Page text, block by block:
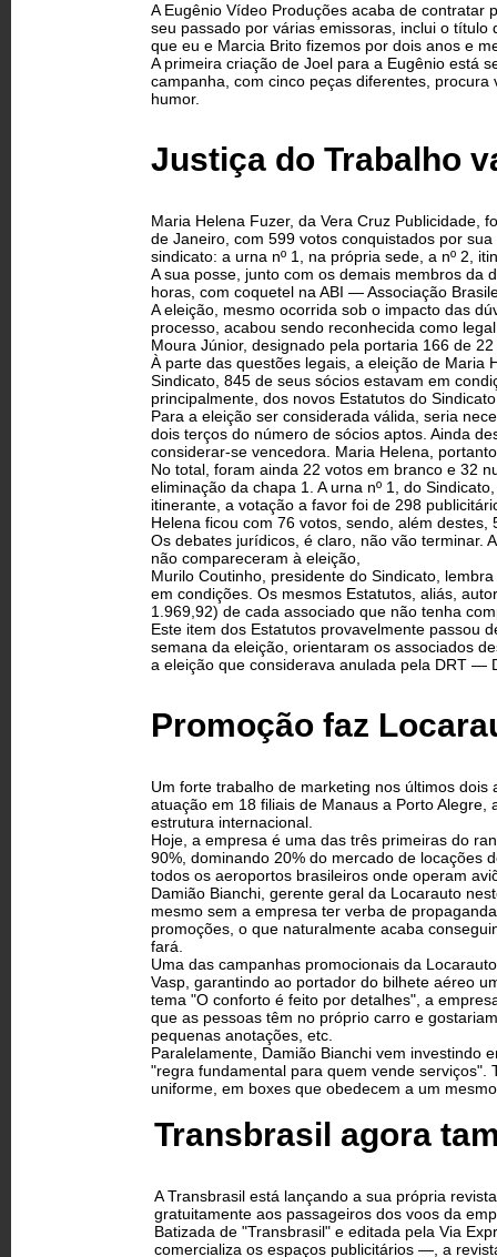
A Eugênio Vídeo Produções acaba de contratar
seu passado por várias emissoras, inclui o
que eu e Marcia Brito fizemos por dois anos e
A primeira criação de Joel para a Eugênio está
campanha, com cinco peças diferentes,
humor.
Justiça do Trabalho
Maria Helena Fuzer, da Vera Cruz Publicidade,
de Janeiro, com 599 votos conquistados por
sindicato: a urna nº 1, na própria sede, a nº 2,
A sua posse, junto com os demais membros
horas, com coquetel na ABI — Associação
A eleição, mesmo ocorrida sob o impacto das
processo, acabou sendo reconhecida como
Moura Júnior, designado pela portaria 166 de
À parte das questões legais, a eleição de Maria
Sindicato, 845 de seus sócios estavam em
principalmente, dos novos Estatutos do
Para a eleição ser considerada válida, seria
dois terços do número de sócios aptos. Ainda
considerar-se vencedora. Maria Helena,
No total, foram ainda 22 votos em branco e 32
eliminação da chapa 1. A urna nº 1, do
itinerante, a votação a favor foi de 298
Helena ficou com 76 votos, sendo, além destes,
Os debates jurídicos, é claro, não vão terminar.
não compareceram à eleição,
Murilo Coutinho, presidente do Sindicato,
em condições. Os mesmos Estatutos, aliás,
1.969,92) de cada associado que não tenha
Este item dos Estatutos provavelmente passou
semana da eleição, orientaram os associados
a eleição que considerava anulada pela DRT —
Promoção faz
Um forte trabalho de marketing nos últimos
atuação em 18 filiais de Manaus a Porto
estrutura internacional.
Hoje, a empresa é uma das três primeiras do
90%, dominando 20% do mercado de locações
todos os aeroportos brasileiros onde operam
Damião Bianchi, gerente geral da Locarauto
mesmo sem a empresa ter verba de
promoções, o que naturalmente acaba
fará.
Uma das campanhas promocionais da
Vasp, garantindo ao portador do bilhete aéreo
tema "O conforto é feito por detalhes", a
que as pessoas têm no próprio carro e
pequenas anotações, etc.
Paralelamente, Damião Bianchi vem investindo
"regra fundamental para quem vende serviços".
uniforme, em boxes que obedecem a um
Transbrasil agora
A Transbrasil está lançando a sua própria
gratuitamente aos passageiros dos voos da
Batizada de "Transbrasil" e editada pela Via
comercializa os espaços publicitários —, a